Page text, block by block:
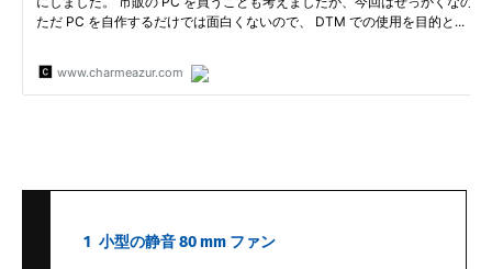
1 小型の静音 80 mm ファン